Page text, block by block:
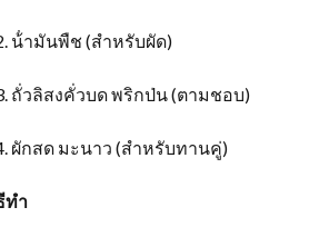
น้ํามันพืช (สําหรับผัด)
ถั่วลิสงคั่วบด พริกป่น (ตามชอบ)
ผักสด มะนาว (สําหรับทานคู่)
ทำ